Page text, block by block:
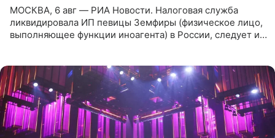
МОСКВА, 6 авг — РИА Новости. Налоговая служба
ликвидировала ИП певицы Земфиры (физическое лицо,
выполняющее функции иноагента) в России, следует из